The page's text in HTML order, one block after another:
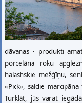
dāvanas - produkti
porcelāna roku
halashskie mežģīņu,
«Pick», saldie
Turklāt, jūs varat